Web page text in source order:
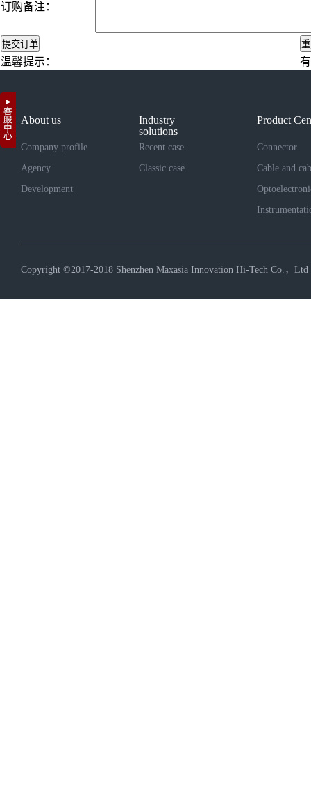
订购备注：
温馨提示：
About us
Company profile
Agency
Development
Industry
solutions
Recent case
Classic case
Product
Connector
Cable and
Copyright ©2017-2018 Shenzhen Maxasia Innovation Hi-Tech Co.，Ltd